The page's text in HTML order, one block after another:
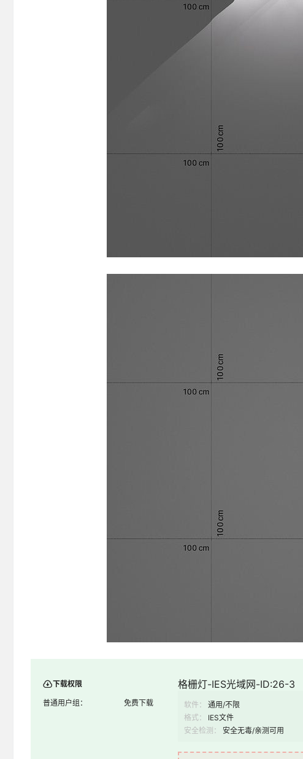
下载权限
普通用户组： 免费下载
格栅灯-IES光域网-ID:26-3
软件： 通用/不限
格式：
IES文件
安全检测：
安全无毒/亲测可用